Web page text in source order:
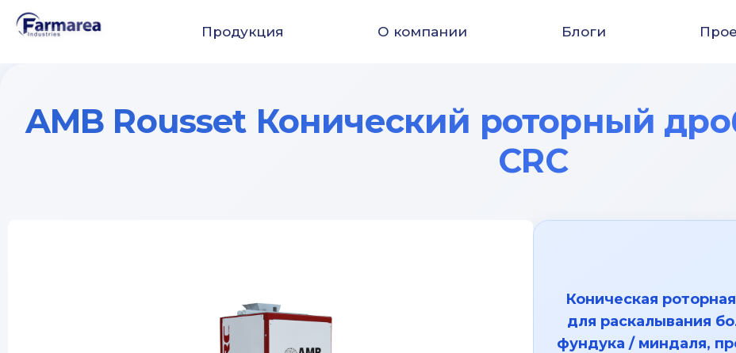
Продукция О компании Блоги
AMB Rousset Конический роторный
CRC
Коническая
для раскалывания
фундука / миндаля,